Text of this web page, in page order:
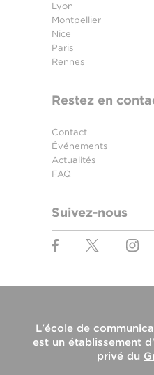
Lyon
Montpellier
Nice
Paris
Rennes
Restez en
Contact
Événements
Actualités
FAQ
Suivez-nous
L'école de
est un établissement
privé du